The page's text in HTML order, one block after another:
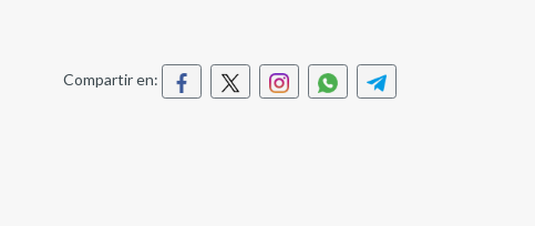
Compartir en: